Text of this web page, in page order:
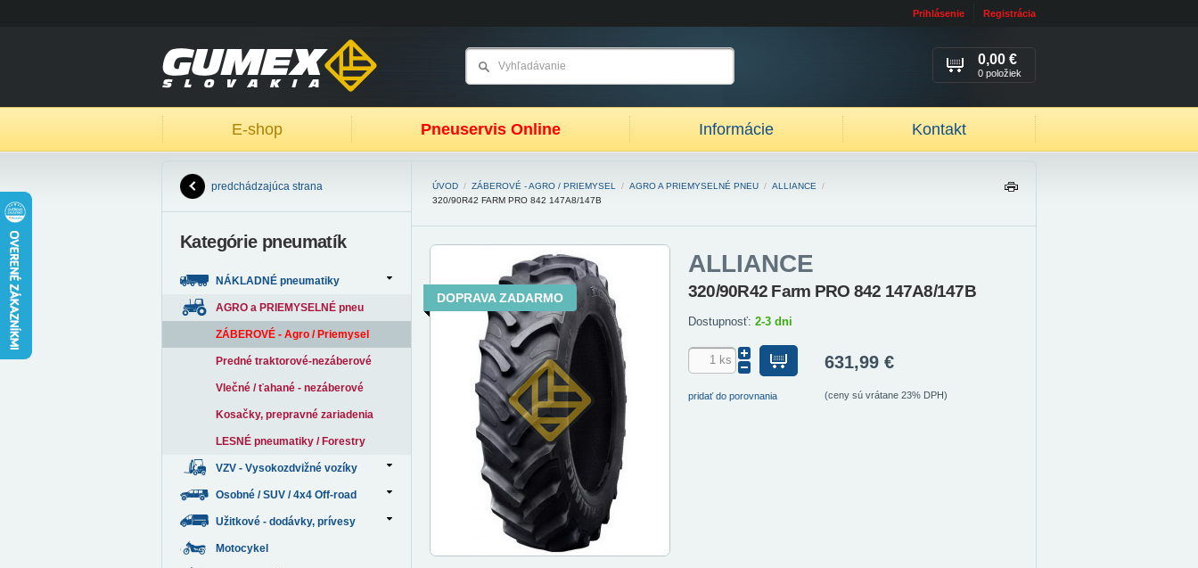
Prihlásenie Registrácia
E-shop Pneuservis Online Informácie Kontakt
0,00 €
0 položiek
ÚVOD / ZÁBEROVÉ - AGRO / PRIEMYSEL / AGRO A PRIEMYSELNÉ PNEU / ALLIANCE
/
320/90R42 FARM PRO 842 147A8/147B
ALLIANCE
320/90R42 Farm PRO 842 147A8/147B
Dostupnosť: 2-3 dni
pridať do porovnania
631,99 €
(ceny sú vrátane 23% DPH)
DOPRAVA ZADARMO
predchádzajúca strana
Kategórie pneumatík
NÁKLADNÉ pneumatiky
AGRO a PRIEMYSELNÉ pneu
ZÁBEROVÉ - Agro / Priemysel
Predné traktorové-nezáberové
Vlečné / ťahané - nezáberové
Kosačky, prepravné zariadenia
LESNÉ pneumatiky / Forestry
VZV - Vysokozdvižné vozíky
Osobné / SUV / 4x4 Off-road
Užitkové - dodávky, prívesy
Motocykel